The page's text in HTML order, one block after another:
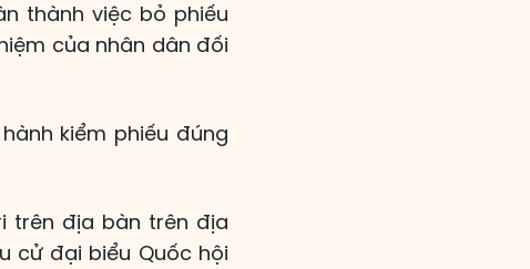
thành việc bỏ phiếu
của nhân dân đối
kiểm phiếu đúng
trên địa bàn trên địa
cử đại biểu Quốc hội